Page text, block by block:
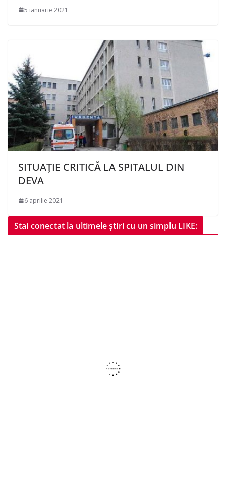
5 ianuarie 2021
SITUAȚIE CRITICĂ LA SPITALUL DIN
DEVA
6 aprilie 2021
Stai conectat la ultimele știri cu un simplu LIKE: